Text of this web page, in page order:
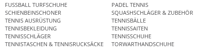
FUSSBALL TURFSCHUHE
PADEL TENNIS
SCHIENBEINSCHONER
SQUASHSCHLÄGER & ZUBEHÖR
TENNIS AUSRÜSTUNG
TENNISBÄLLE
TENNISBEKLEIDUNG
TENNISSAITEN
TENNISSCHLÄGER
TENNISSCHUHE
TENNISTASCHEN & TENNISRUCKSÄCKE
TORWARTHANDSCHUHE